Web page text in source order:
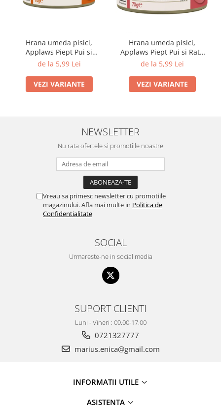
Hrana umeda pisici,
Applaws Piept Pui si
Dovlecel, 70 g
de la 5,99 Lei
VEZI VARIANTE
Hrana umeda pisici,
Applaws Piept Pui si Rata
Conserva, 70G
de la 5,99 Lei
VEZI VARIANTE
NEWSLETTER
Nu rata ofertele si promotiile noastre
Vreau sa primesc newsletter cu promotiile
magazinului. Afla mai multe in Politica de
Confidentialitate
SOCIAL
Urmareste-ne in social media
SUPORT CLIENTI
Luni - Vineri : 09.00-17.00
0721327777
marius.enica@gmail.com
INFORMATII UTILE
ASISTENTA